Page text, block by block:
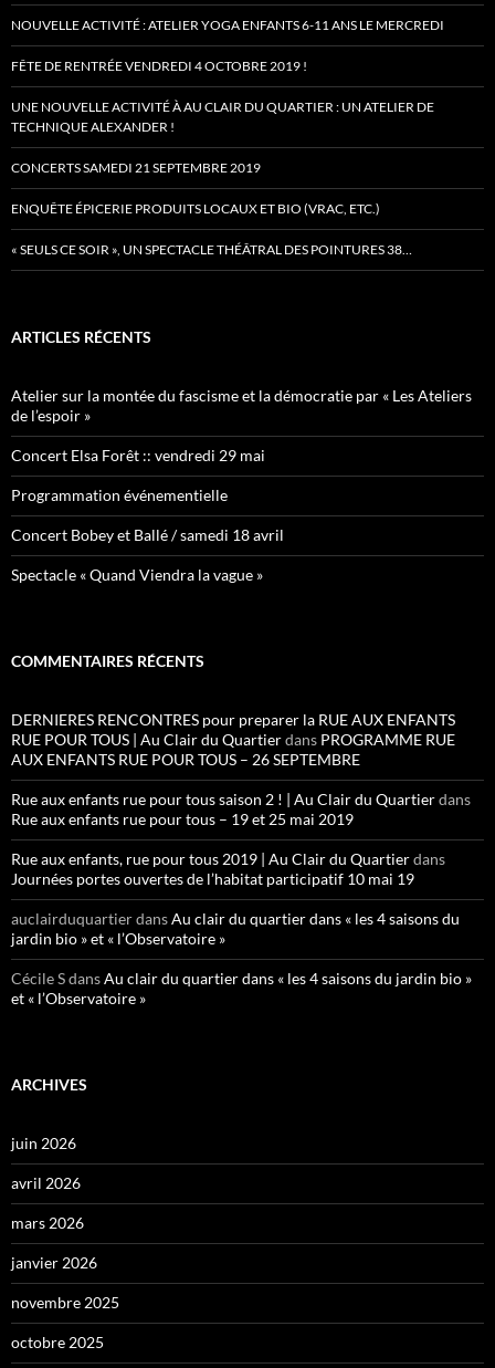
NOUVELLE ACTIVITÉ : ATELIER YOGA ENFANTS 6-11 ANS LE MERCREDI
FÊTE DE RENTRÉE VENDREDI 4 OCTOBRE 2019 !
UNE NOUVELLE ACTIVITÉ À AU CLAIR DU QUARTIER : UN ATELIER DE
TECHNIQUE ALEXANDER !
CONCERTS SAMEDI 21 SEPTEMBRE 2019
ENQUÊTE ÉPICERIE PRODUITS LOCAUX ET BIO (VRAC, ETC.)
« SEULS CE SOIR », UN SPECTACLE THÉÂTRAL DES POINTURES 38…
ARTICLES RÉCENTS
Atelier sur la montée du fascisme et la démocratie par « Les Ateliers
de l’espoir »
Concert Elsa Forêt :: vendredi 29 mai
Programmation événementielle
Concert Bobey et Ballé / samedi 18 avril
Spectacle « Quand Viendra la vague »
COMMENTAIRES RÉCENTS
DERNIERES RENCONTRES pour preparer la RUE AUX ENFANTS
RUE POUR TOUS | Au Clair du Quartierdans PROGRAMME RUE
AUX ENFANTS RUE POUR TOUS – 26 SEPTEMBRE
Rue aux enfants rue pour tous saison 2 ! | Au Clair du Quartierdans
Rue aux enfants rue pour tous – 19 et 25 mai 2019
Rue aux enfants, rue pour tous 2019 | Au Clair du Quartierdans
Journées portes ouvertes de l’habitat participatif 10 mai 19
auclairduquartierdansAu clair du quartier dans « les 4 saisons du
jardin bio » et « l’Observatoire »
Cécile SdansAu clair du quartier dans « les 4 saisons du jardin bio »
et « l’Observatoire »
ARCHIVES
juin 2026
avril 2026
mars 2026
janvier 2026
novembre 2025
octobre 2025